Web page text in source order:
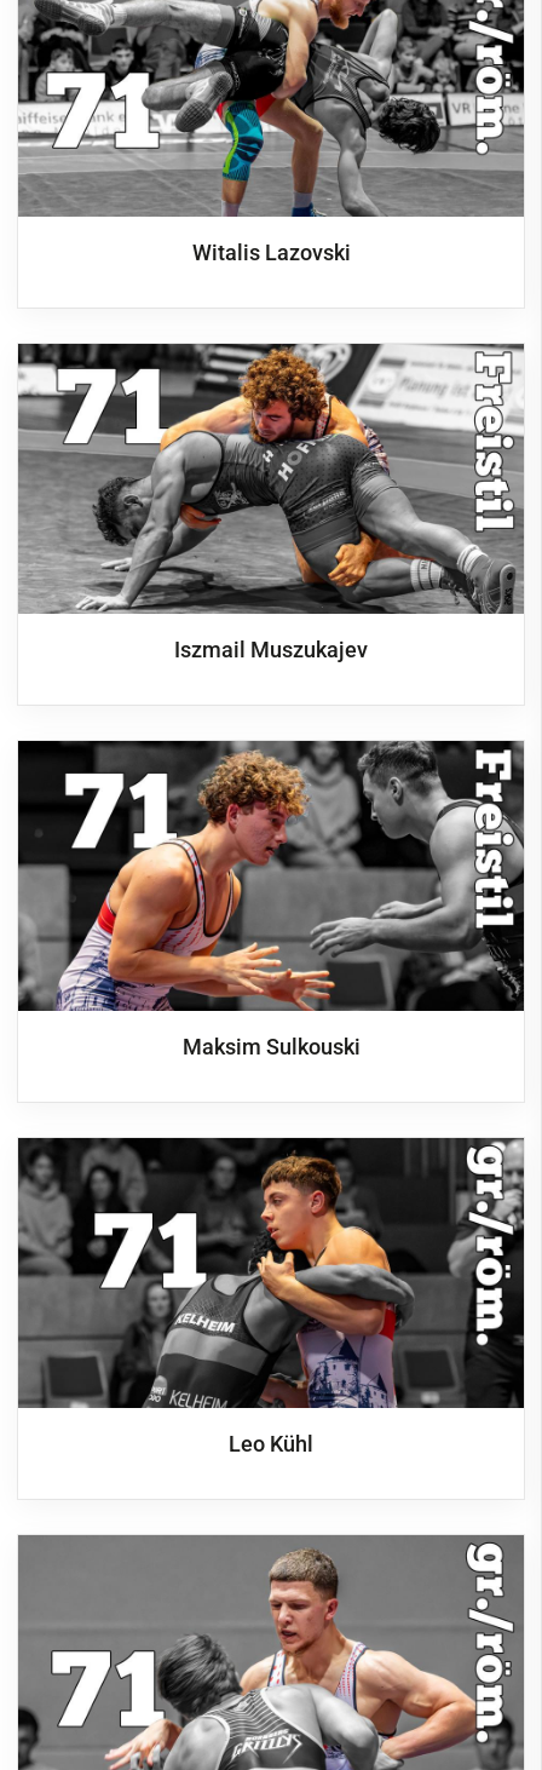
Witalis Lazovski
Iszmail Muszukajev
Maksim Sulkouski
Leo Kühl